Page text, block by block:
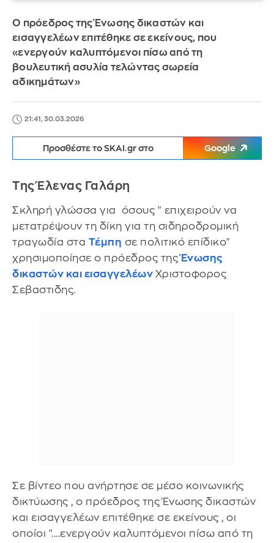
Ο πρόεδρος της Ένωσης δικαστών και
εισαγγελέων επιτέθηκε σε εκείνους, που
«ενεργούν καλυπτόμενοι πίσω από τη
βουλευτική ασυλία τελώντας σωρεία
αδικημάτων»
21:41, 30.03.2026
Προσθέστε το SKAI.gr στο Google
Της Έλενας Γαλάρη
Σκληρή γλώσσα για όσους " επιχειρούν να
μετατρέψουν τη δίκη για τη σιδηροδρομική
τραγωδία στα Τέμπη σε πολιτικό επίδικο"
χρησιμοποίησε ο πρόεδρος τηςΈνωσης
δικαστών και εισαγγελέων Χριστοφορος
Σεβαστιδης.
Σε βίντεο που ανήρτησε σε μέσο κοινωνικής
δικτύωσης , ο πρόεδρος της Ένωσης δικαστών
και εισαγγελέων επιτέθηκε σε εκείνους , οι
οποίοι "....ενεργούν καλυπτόμενοι πίσω από τη